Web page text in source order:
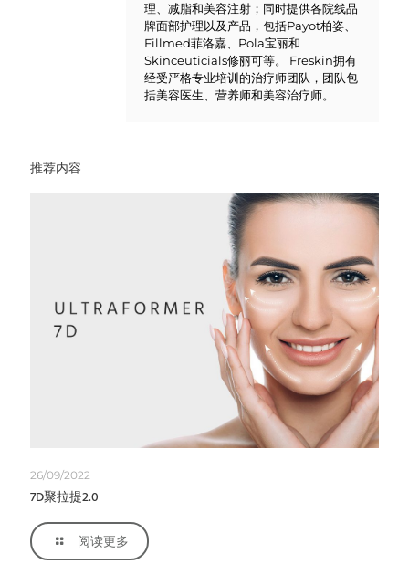
理、减脂和美容注射；同时提供各院线品
牌面部护理以及产品，包括Payot柏姿、
Fillmed菲洛嘉、Pola宝丽和
Skinceuticials修丽可等。 Freskin拥有
经受严格专业培训的治疗师团队，团队包
括美容医生、营养师和美容治疗师。
推荐内容
26/09/2022
7D聚拉提2.0
阅读更多